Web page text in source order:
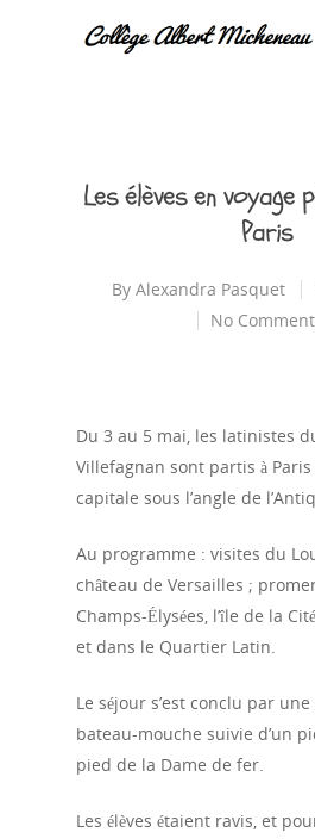
Les élèves en voyage
Paris
By Alexandra Pasquet
No
Du 3 au 5 mai, les latinistes
Villefagnan sont partis à
capitale sous l’angle de
Au programme : visites du
château de Versailles ;
Champs-Élysées, l’île de la
et dans le Quartier Latin.
Le séjour s’est conclu par
bateau-mouche suivie d’un
pied de la Dame de fer.
Les élèves étaient ravis, et